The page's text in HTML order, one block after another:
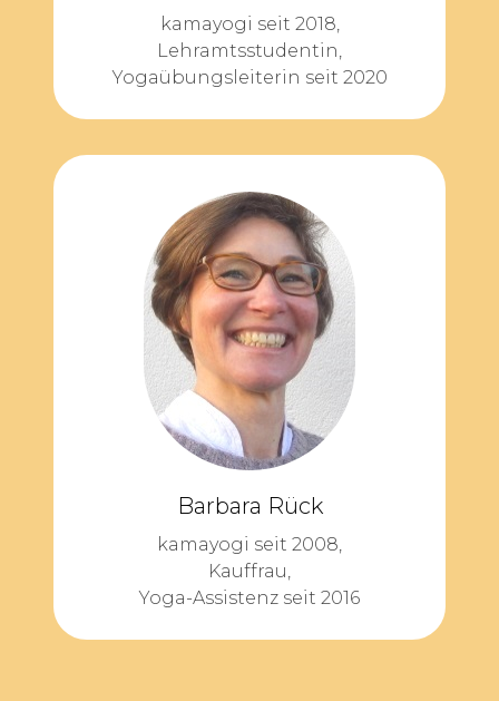
kamayogi seit 2018,
Lehramtsstudentin,
Yogaübungsleiterin seit 2020
Barbara Rück
kamayogi seit 2008,
Kauffrau,
Yoga-Assistenz seit 2016